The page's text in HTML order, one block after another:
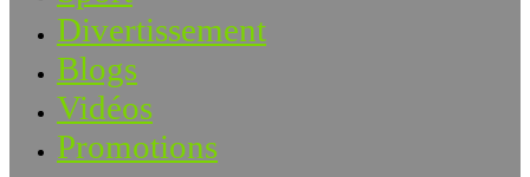
Divertissement
Blogs
Vidéos
Promotions